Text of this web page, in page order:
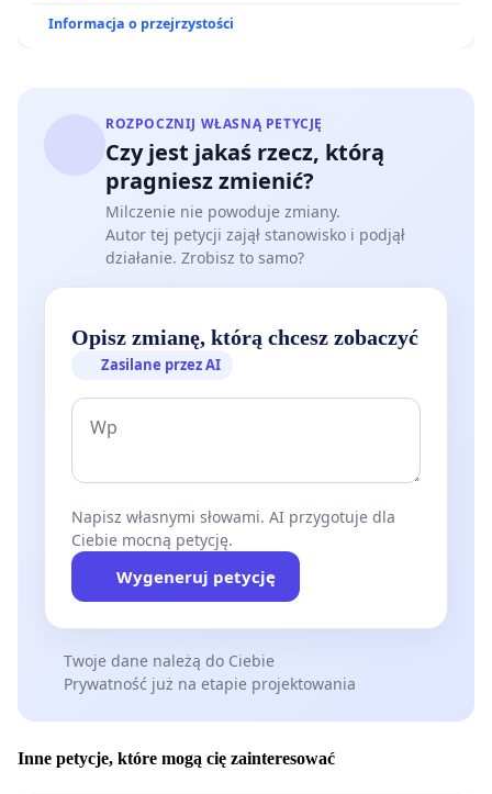
Informacja o przejrzystości
ROZPOCZNIJ WŁASNĄ PETYCJĘ
Czy jest jakaś rzecz, którą
pragniesz zmienić?
Milczenie nie powoduje zmiany.
Autor tej petycji zajął stanowisko i podjął
działanie. Zrobisz to samo?
Opisz zmianę, którą chcesz zobaczyć
Zasilane przez AI
Napisz własnymi słowami. AI przygotuje dla
Ciebie mocną petycję.
Wygeneruj petycję
Twoje dane należą do Ciebie
Prywatność już na etapie projektowania
Inne petycje, które mogą cię zainteresować